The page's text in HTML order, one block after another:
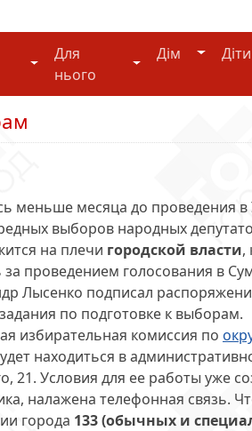
Для неї
Для
нього
Для нього
Дім Дім Діти
меньше месяца до проведения в
выборов народных
на плечи городской власти,
за проведением голосования в
Лысенко подписал
по подготовке к выборам.
избирательная комиссия по
находиться в
21. Условия для ее работы уже
налажена телефонная связь.
города 133 (обычных и